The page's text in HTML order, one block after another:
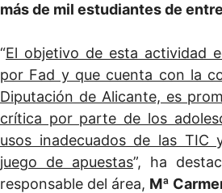
más de mil estudiantes de
“El objetivo de esta actividad
por Fad y que cuenta con la
Diputación de Alicante, es
crítica por parte de los
usos inadecuados de las TIC
juego de apuestas”, ha
responsable del área, Mª